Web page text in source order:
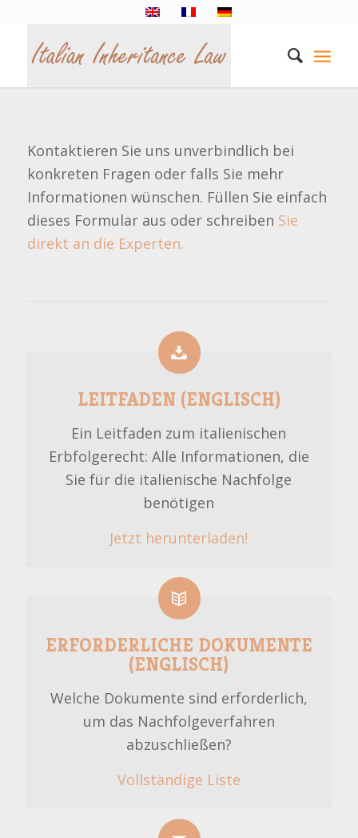
Kontaktieren Sie uns unverbindlich bei
konkreten Fragen oder falls Sie mehr
Informationen wünschen. Füllen Sie einfach
dieses Formular aus oder schreiben Sie
direkt an die Experten.
LEITFADEN (ENGLISCH)
Ein Leitfaden zum italienischen
Erbfolgerecht: Alle Informationen, die
Sie für die italienische Nachfolge
benötigen
Jetzt herunterladen!
ERFORDERLICHE DOKUMENTE
(ENGLISCH)
Welche Dokumente sind erforderlich,
um das Nachfolgeverfahren
abzuschließen?
Vollständige Liste